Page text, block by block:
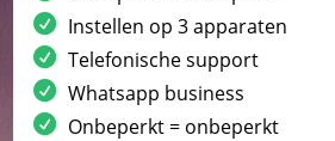
Instellen op 3 apparaten
Telefonische support
Whatsapp business
Onbeperkt = onbeperkt